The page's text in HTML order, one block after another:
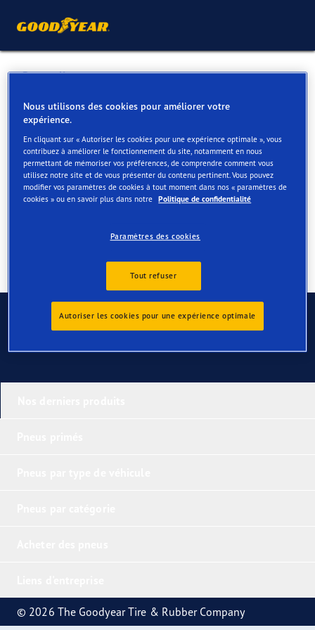
Retour liste
MONTYS MOTOR SPRL
Services disponibles en ligne et en magasin
Contact Services
Contactez-nous
© 2026 The Goodyear Tire & Rubber Company
Nous utilisons des cookies pour améliorer votre
expérience.
En cliquant sur « Autoriser les cookies pour une expérience optimale », vous
contribuez à améliorer le fonctionnement du site, notamment en nous
permettant de mémoriser vos préférences, de comprendre comment vous
utilisez notre site et de vous présenter du contenu pertinent. Vous pouvez
modifier vos paramètres de cookies à tout moment dans nos « paramètres de
cookies » ou en savoir plus dans notre Politique de confidentialité
Paramètres des cookies
Tout refuser
Autoriser les cookies pour une expérience optimale